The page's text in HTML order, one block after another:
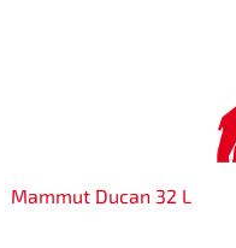
Mammut Ducan 32 L